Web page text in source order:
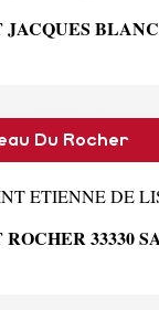
Du Rocher
ETIENNE DE
33330